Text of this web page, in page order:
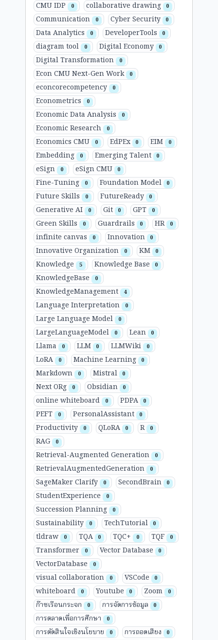
CMU IDP 0 collaborative drawing 0
Communication 0 Cyber Security 0
Data Analytics 0 DeveloperTools 0
diagram tool 0 Digital Economy 0
Digital Transformation 0
Econ CMU Next-Gen Work 0
econcorecompetency 0
Econometrics 0
Economic Data Analysis 0
Economic Research 0
Economics CMU 0 EdPEx 0 EIM 0
Embedding 0 Emerging Talent 0
eSign 0 eSign CMU 0
Fine-Tuning 0 Foundation Model 0
Future Skills 0 FutureReady 0
Generative AI 0 Git 0 GPT 0
Green Skills 0 Guardrails 0 HR 0
infinite canvas 0 Innovation 0
Innovative Organization 0 KM 0
Knowledge 5 Knowledge Base 0
KnowledgeBase 0
KnowledgeManagement 4
Language Interpretation 0
Large Language Model 0
LargeLanguageModel 0 Lean 0
Llama 0 LLM 0 LLMWiki 0
LoRA 0 Machine Learning 0
Markdown 0 Mistral 0
Next ORg 0 Obsidian 0
online whiteboard 0 PDPA 0
PEFT 0 PersonalAssistant 0
Productivity 0 QLoRA 0 R 0
RAG 0
Retrieval-Augmented Generation 0
RetrievalAugmentedGeneration 0
SageMaker Clarify 0 SecondBrain 0
StudentExperience 0
Succession Planning 0
Sustainability 0 TechTutorial 0
tldraw 0 TQA 0 TQC+ 0 TQF 0
Transformer 0 Vector Database 0
VectorDatabase 0
visual collaboration 0 VSCode 0
whiteboard 0 Youtube 0 Zoom 0
ก๊าซเรือนกระจก 0 การจัดการข้อมูล 0
การตลาดเพื่อการศึกษา 0
การตัดสินใจเชิงนโยบาย 0 การถอดเสียง 0